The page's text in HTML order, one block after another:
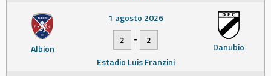
Albion Danubio
1 agosto 2026
2
-
2
Estadio Luis Franzini